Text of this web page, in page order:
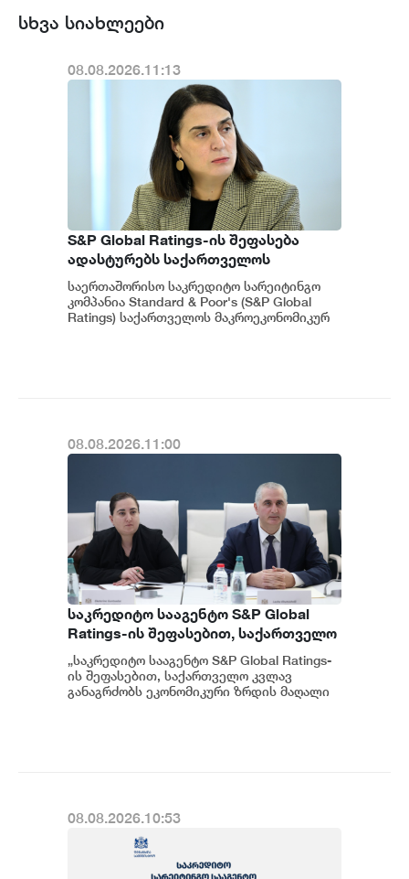
სხვა სიახლეები
08.08.2026.11:13
S&P Global Ratings-ის შეფასება
ადასტურებს საქართველოს
ეკონომიკის მდგრადობასა და
ეროვნული ბანკის პოლიტიკის
ეფექტიანობას - ეკატერინე მიქაბაძე
საერთაშორისო საკრედიტო სარეიტინგო
კომპანია Standard & Poor's (S&P Global
Ratings) საქართველოს მაკროეკონომიკურ
08.08.2026.11:00
საკრედიტო სააგენტო S&P Global
Ratings-ის შეფასებით, საქართველო
კვლავ განაგრძობს ეკონომიკური
ზრდის მაღალი მაჩვენებლებისა და
ჯანსაღი ფისკალური პოლიტიკის
„საკრედიტო სააგენტო S&P Global Ratings-
ის შეფასებით, საქართველო კვლავ
განაგრძობს ეკონომიკური ზრდის მაღალი
08.08.2026.10:53